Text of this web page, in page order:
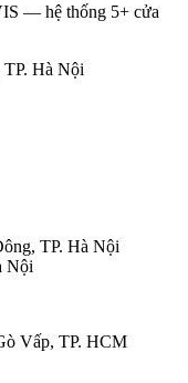
— hệ thống 5+ cửa
Hà Nội
TP. Hà Nội
Nội
Vấp, TP. HCM